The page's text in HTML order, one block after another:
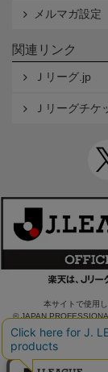
メルマガ設定
関連リンク
Ｊリーグ.jp
Ｊリーグチケ
本サイトで使用
© JAPAN